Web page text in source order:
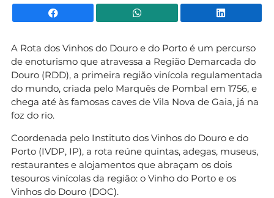
Facebook WhatsApp
A Rota dos Vinhos do Douro e do Porto é um percurso
de enoturismo que atravessa a Região Demarcada do
Douro (RDD), a primeira região vinícola regulamentada
do mundo, criada pelo Marquês de Pombal em 1756, e
chega até às famosas caves de Vila Nova de Gaia, já na
foz do rio.
Coordenada pelo Instituto dos Vinhos do Douro e do
Porto (IVDP, IP), a rota reúne quintas, adegas, museus,
restaurantes e alojamentos que abraçam os dois
tesouros vinícolas da região: o Vinho do Porto e os
Vinhos do Douro (DOC).